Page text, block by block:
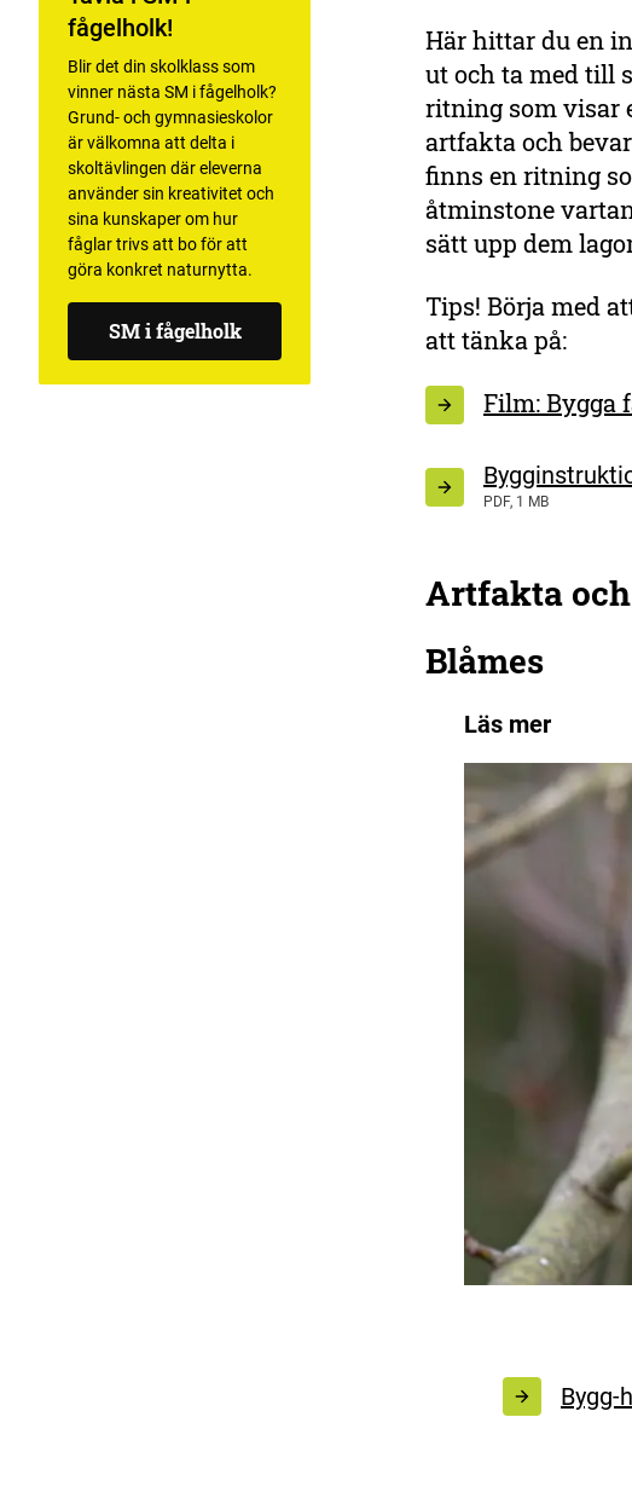
fågelholk!
Blir det din skolklass som
vinner nästa SM i fågelholk?
Grund- och gymnasieskolor
är välkomna att delta i
skoltävlingen där eleverna
använder sin kreativitet och
sina kunskaper om hur
fåglar trivs att bo för att
göra konkret naturnytta.
SM i fågelholk
Här hittar du en
ut och ta med till
ritning som visar
artfakta och
finns en ritning
åtminstone
sätt upp dem
Tips! Börja med
att tänka på:
Film: Bygga
PDF, 1 MB
Artfakta
Blåmes
Läs mer
Bygg-